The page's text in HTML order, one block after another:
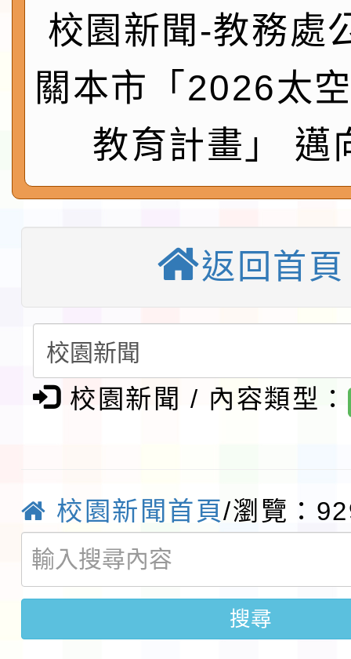
實施要點各1份
程
函轉國家通訊傳播委員
鎮韌性（防空）演習－
速演練執行計畫」
「115年金融知識線上
法」
第3次招考代課鐘點教
告(不再辦理後續甄選)
檢送「桃園市115學年
賽實施要點」1份
程安排一案
「桃園市補助參觀特色
展演活動實施計畫」
請一案
教育部校安中心白海豚
報
淨零綠領人才培育課程
檢送桃園市115學年度
程
函轉國家通訊傳播委員
鎮韌性（防空）演習－
速演練執行計畫」
「115年金融知識線上
法」
本校115學年度第1學
第3次招考代課鐘點教
檢送「桃園市115學年
校園新聞-教務處
關本市「2026太
教育計畫」 邁
返回首頁
校園新聞 / 內容類型：
校園新聞首頁/瀏覽：
搜尋